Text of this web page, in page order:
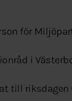
för
i
till riksdagen